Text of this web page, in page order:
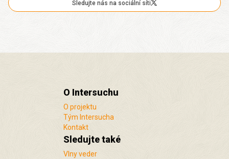
Sledujte nás na sociální síti
O Intersuchu
O projektu
Tým Intersucha
Kontakt
Sledujte také
Vlny veder